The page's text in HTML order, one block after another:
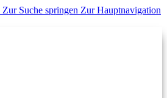
Zur Suche springen Zur Hauptnavigation